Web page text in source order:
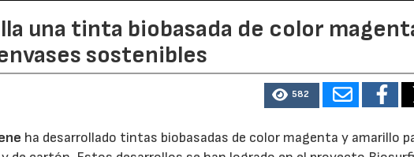
una tinta biobasada de color
sostenibles
582
ha desarrollado tintas biobasadas de color magenta y amarillo